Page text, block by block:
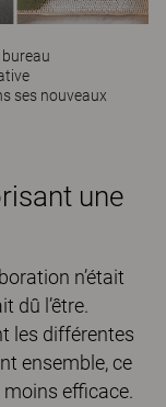
ses nouveaux
une
n’était
dû l’être.
les différentes
ensemble, ce
moins efficace.